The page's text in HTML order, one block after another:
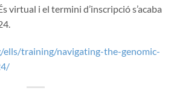
virtual i el termini d’inscripció s’acaba
training/navigating-the-genomic-